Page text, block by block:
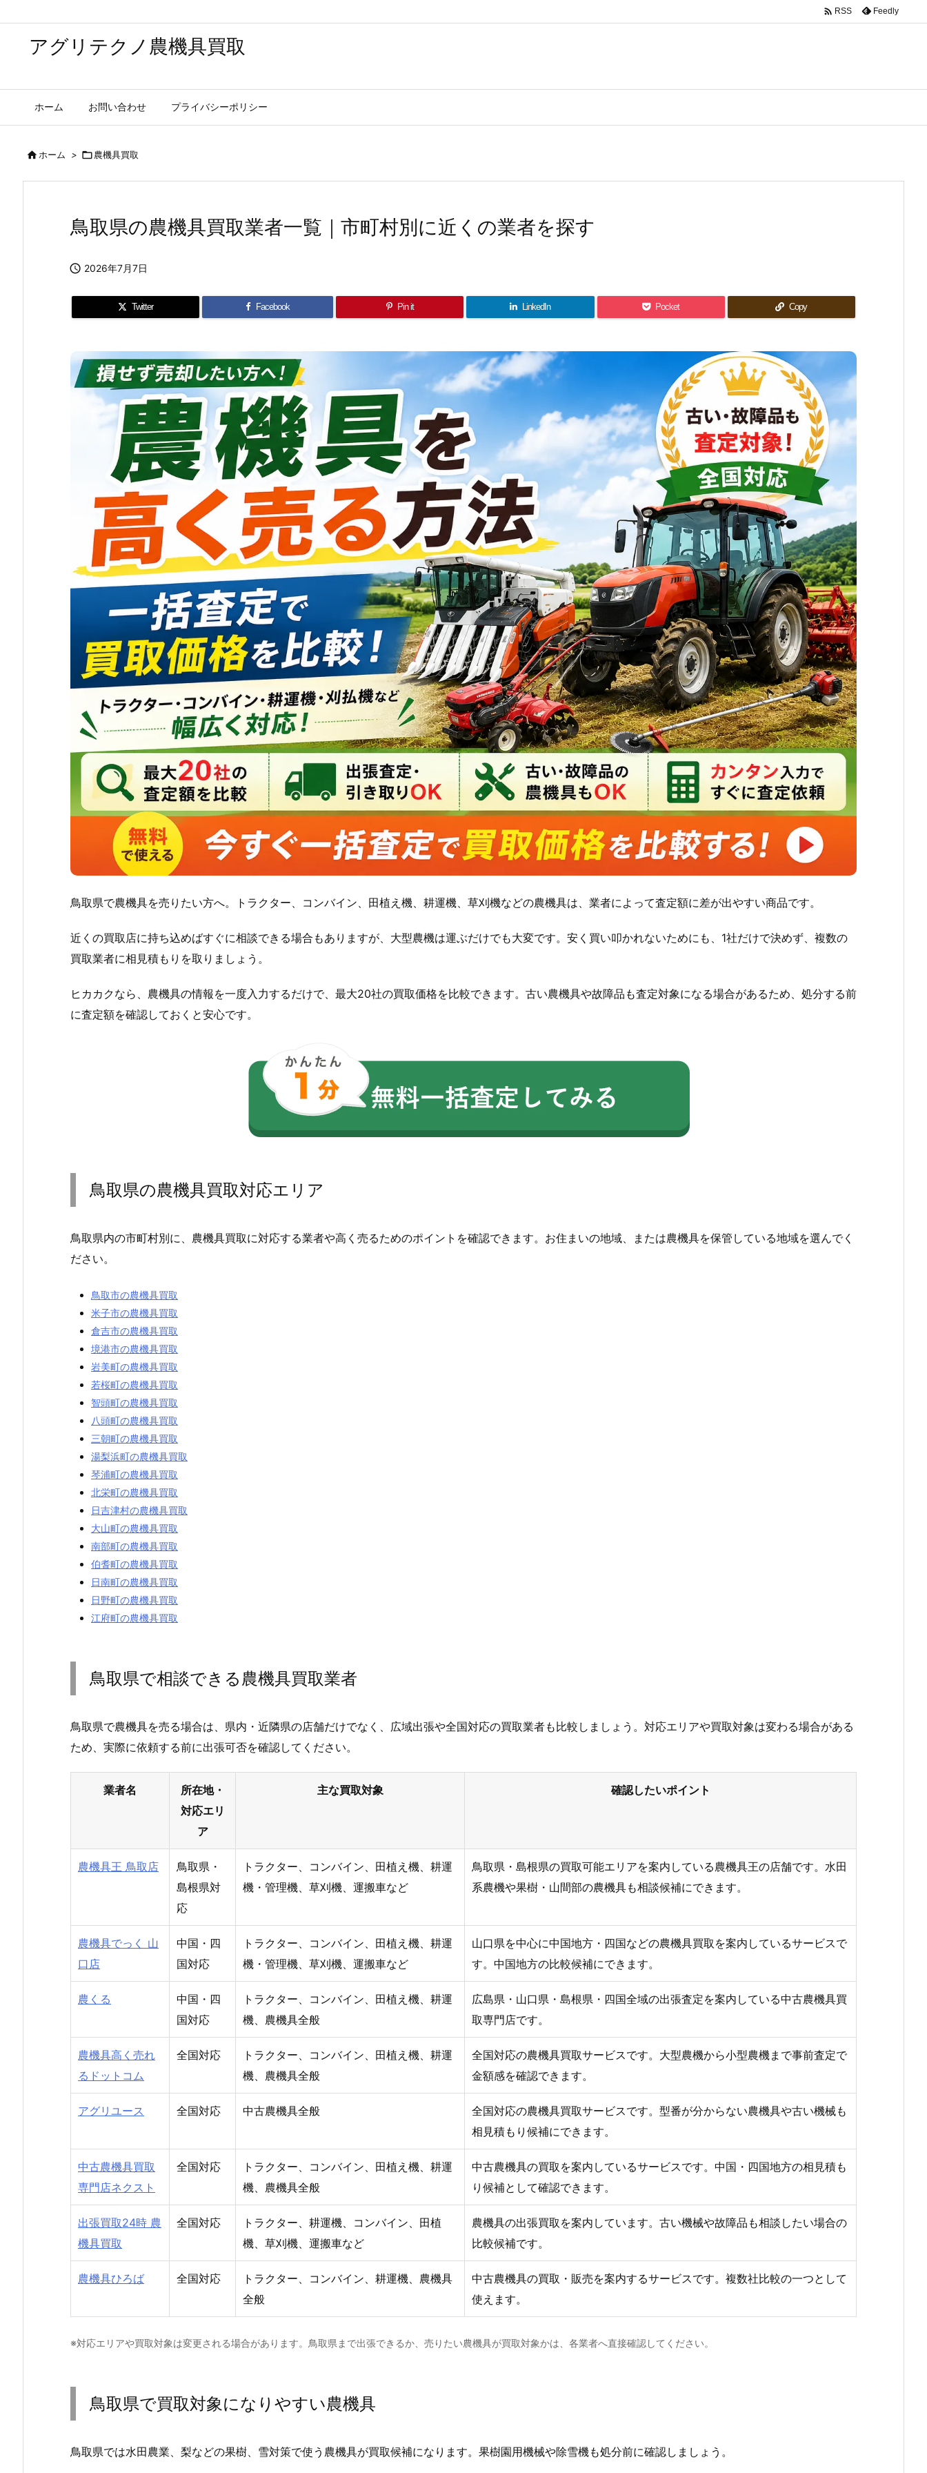
アグリテクノ農機具買取
ホーム お問い合わせ プライバシーポリシー
 RSS Feedly
ホーム > 農機具買取
鳥取県の農機具買取業者一覧｜市町村別に近くの業者を探す
 2026年7月7日
Twitter Facebook Pin it LinkedIn Pocket Copy
鳥取県で農機具を売りたい方へ。トラクター、コンバイン、田植え機、耕運機、草刈機などの農機具は、業者によって査定額に差が出やすい商品です。
近くの買取店に持ち込めばすぐに相談できる場合もありますが、大型農機は運ぶだけでも大変です。安く買い叩かれないためにも、1社だけで決めず、複数の
買取業者に相見積もりを取りましょう。
ヒカカクなら、農機具の情報を一度入力するだけで、最大20社の買取価格を比較できます。古い農機具や故障品も査定対象になる場合があるため、処分する前
に査定額を確認しておくと安心です。
鳥取県の農機具買取対応エリア
鳥取県内の市町村別に、農機具買取に対応する業者や高く売るためのポイントを確認できます。お住まいの地域、または農機具を保管している地域を選んでく
ださい。
鳥取市の農機具買取
米子市の農機具買取
倉吉市の農機具買取
境港市の農機具買取
岩美町の農機具買取
若桜町の農機具買取
智頭町の農機具買取
八頭町の農機具買取
三朝町の農機具買取
湯梨浜町の農機具買取
琴浦町の農機具買取
北栄町の農機具買取
日吉津村の農機具買取
大山町の農機具買取
南部町の農機具買取
伯耆町の農機具買取
日南町の農機具買取
日野町の農機具買取
江府町の農機具買取
鳥取県で相談できる農機具買取業者
鳥取県で農機具を売る場合は、県内・近隣県の店舗だけでなく、広域出張や全国対応の買取業者も比較しましょう。対応エリアや買取対象は変わる場合がある
ため、実際に依頼する前に出張可否を確認してください。
業者名
所在地・
対応エリ
ア
主な買取対象 確認したいポイント
農機具王 鳥取店
鳥取県・
島根県対
応
トラクター、コンバイン、田植え機、耕運
機・管理機、草刈機、運搬車など
鳥取県・島根県の買取可能エリアを案内している農機具王の店舗です。水田
系農機や果樹・山間部の農機具も相談候補にできます。
農機具でっく 山
口店
中国・四
国対応
トラクター、コンバイン、田植え機、耕運
機・管理機、草刈機、運搬車など
山口県を中心に中国地方・四国などの農機具買取を案内しているサービスで
す。中国地方の比較候補にできます。
農くる
中国・四
国対応
トラクター、コンバイン、田植え機、耕運
機、農機具全般
広島県・山口県・島根県・四国全域の出張査定を案内している中古農機具買
取専門店です。
農機具高く売れ
るドットコム
全国対応
トラクター、コンバイン、田植え機、耕運
機、農機具全般
全国対応の農機具買取サービスです。大型農機から小型農機まで事前査定で
金額感を確認できます。
アグリユース 全国対応 中古農機具全般
全国対応の農機具買取サービスです。型番が分からない農機具や古い機械も
相見積もり候補にできます。
中古農機具買取
専門店ネクスト
全国対応
トラクター、コンバイン、田植え機、耕運
機、農機具全般
中古農機具の買取を案内しているサービスです。中国・四国地方の相見積も
り候補として確認できます。
出張買取24時 農
機具買取
全国対応
トラクター、耕運機、コンバイン、田植
機、草刈機、運搬車など
農機具の出張買取を案内しています。古い機械や故障品も相談したい場合の
比較候補です。
農機具ひろば 全国対応
トラクター、コンバイン、耕運機、農機具
全般
中古農機具の買取・販売を案内するサービスです。複数社比較の一つとして
使えます。
※対応エリアや買取対象は変更される場合があります。鳥取県まで出張できるか、売りたい農機具が買取対象かは、各業者へ直接確認してください。
鳥取県で買取対象になりやすい農機具
鳥取県では水田農業、梨などの果樹、雪対策で使う農機具が買取候補になります。果樹園用機械や除雪機も処分前に確認しましょう。